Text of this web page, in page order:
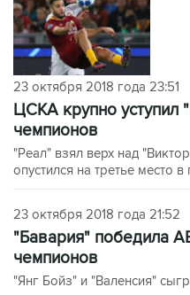
23 октября 2018 года 23:51
ЦСКА крупно уступил
чемпионов
"Реал" взял верх над
опустился на третье место в
23 октября 2018 года 21:52
"Бавария" победила
чемпионов
"Янг Бойз" и "Валенсия"